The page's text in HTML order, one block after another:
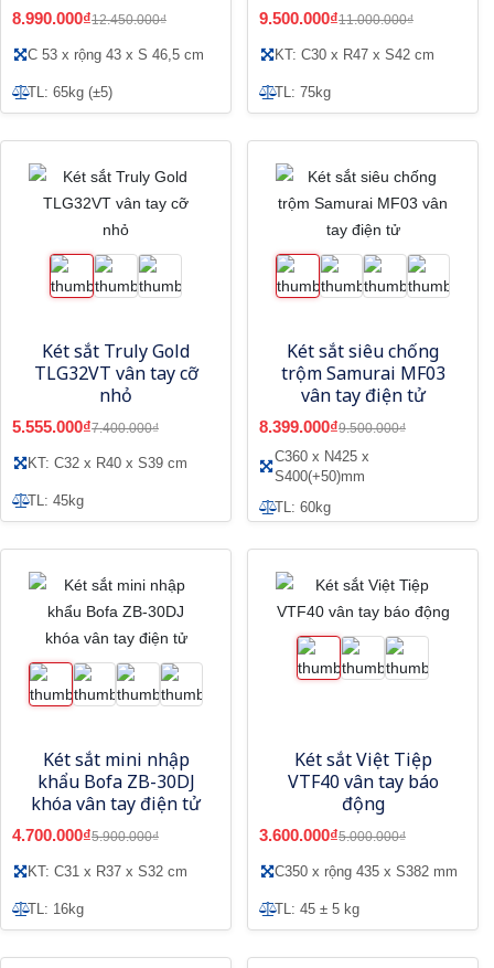
8.990.000₫12.450.000₫
C 53 x rộng 43 x S 46,5 cm
TL: 65kg (±5)
9.500.000₫11.000.000₫
KT: C30 x R47 x S42 cm
TL: 75kg
Két sắt Truly Gold
TLG32VT vân tay cỡ
nhỏ
5.555.000₫7.400.000₫
KT: C32 x R40 x S39 cm
TL: 45kg
Két sắt siêu chống
trộm Samurai MF03
vân tay điện tử
8.399.000₫9.500.000₫
C360 x N425 x
S400(+50)mm
TL: 60kg
Két sắt mini nhập
khẩu Bofa ZB-30DJ
khóa vân tay điện tử
4.700.000₫5.900.000₫
KT: C31 x R37 x S32 cm
TL: 16kg
Két sắt Việt Tiệp
VTF40 vân tay báo
động
3.600.000₫5.000.000₫
C350 x rộng 435 x S382 mm
TL: 45 ± 5 kg